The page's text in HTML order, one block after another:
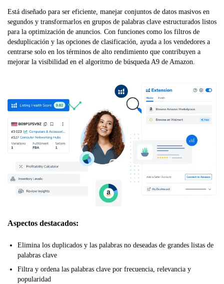
Está diseñado para ser eficiente, manejar conjuntos de datos masivos en
segundos y transformarlos en grupos de palabras clave estructurados listos
para la optimización de anuncios. Con funciones como los filtros de
desduplicación y las opciones de clasificación, ayuda a los vendedores a
centrarse solo en los términos de alto rendimiento que contribuyen a
mejorar la visibilidad en el algoritmo de búsqueda A9 de Amazon.
Aspectos destacados:
Elimina los duplicados y las palabras no deseadas de grandes listas de
palabras clave
Filtra y ordena las palabras clave por frecuencia, relevancia y
popularidad